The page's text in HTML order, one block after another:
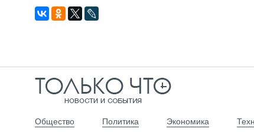
Общество Политика Экономика